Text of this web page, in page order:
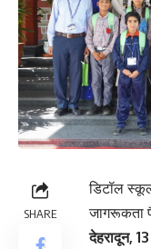
SHARE
डिटॉल
जागरूकता
देहरादून,